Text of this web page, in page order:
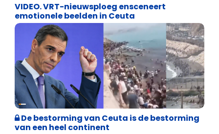
VIDEO. VRT-nieuwsploeg ensceneert
emotionele beelden in Ceuta
Asiel en Migratie
De bestorming van Ceuta is de bestorming
van een heel continent